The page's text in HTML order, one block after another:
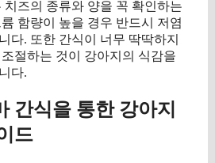
치즈의 종류와 양을 꼭 확인하는
함량이 높을 경우 반드시 저염
다. 또한 간식이 너무 딱딱하지
절하는 것이 강아지의 식감을
다.
간식을 통한 강아지
드